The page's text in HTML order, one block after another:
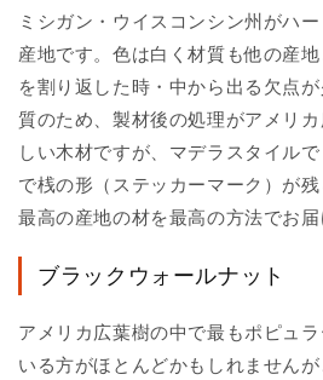
ミシガン・ウイスコンシン州がハ
産地です。色は白く材質も他の産
を割り返した時・中から出る欠点
質のため、製材後の処理がアメリ
しい木材ですが、マデラスタイル
で桟の形（ステッカーマーク）が
最高の産地の材を最高の方法でお届
ブラックウォールナット
アメリカ広葉樹の中で最もポピュ
いる方がほとんどかもしれません